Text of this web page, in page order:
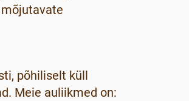
põhiliselt küll
Meie auliikmed on: